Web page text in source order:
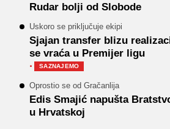
Rudar bolji od Slobode
Uskoro se priključuje ekipi
Sjajan transfer blizu
se vraća u Premijer ligu
· SAZNAJEMO
Oprostio se od Gračanlija
Edis Smajić napušta
u Hrvatskoj